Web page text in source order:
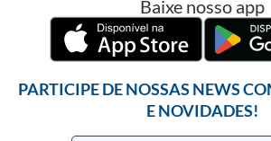
Baixe nosso app
PARTICIPE DE NOSSAS NEWS
E NOVIDADES!